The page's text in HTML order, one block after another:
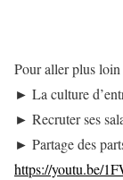
Pour aller plus loin
► La culture
► Recruter ses
► Partage des
https://youtu.be/